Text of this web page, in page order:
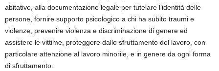
abitative, alla documentazione legale per tutelare l’identità delle
persone, fornire supporto psicologico a chi ha subito traumi e
violenze, prevenire violenza e discriminazione di genere ed
assistere le vittime, proteggere dallo sfruttamento del lavoro, con
particolare attenzione al lavoro minorile, e in genere da ogni forma
di sfruttamento.